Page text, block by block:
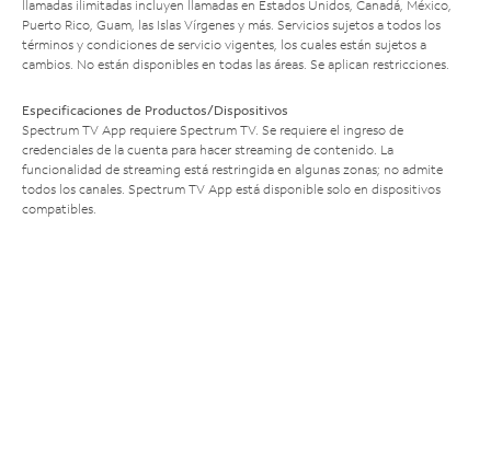
llamadas ilimitadas incluyen llamadas en Estados Unidos, Canadá, México,
Puerto Rico, Guam, las Islas Vírgenes y más. Servicios sujetos a todos los
términos y condiciones de servicio vigentes, los cuales están sujetos a
cambios. No están disponibles en todas las áreas. Se aplican restricciones.
Especificaciones de Productos/Dispositivos
Spectrum TV App requiere Spectrum TV. Se requiere el ingreso de
credenciales de la cuenta para hacer streaming de contenido. La
funcionalidad de streaming está restringida en algunas zonas; no admite
todos los canales. Spectrum TV App está disponible solo en dispositivos
compatibles.